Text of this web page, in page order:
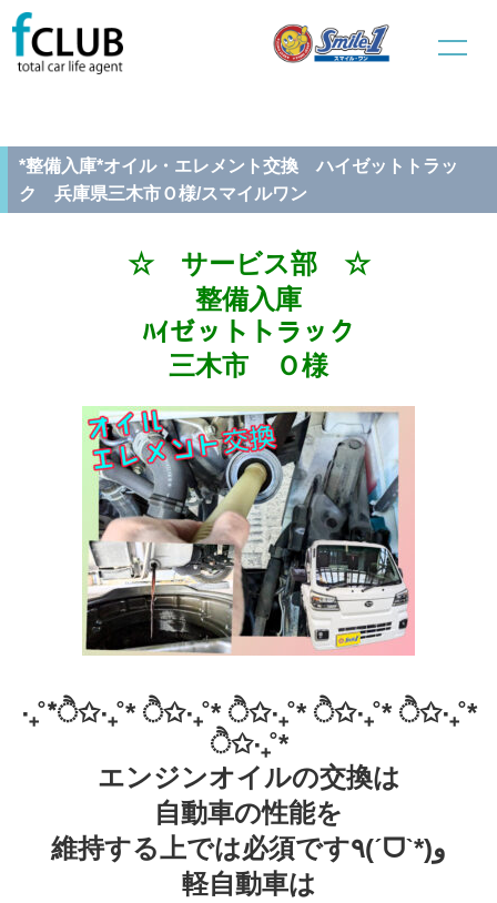
ホーム
*整備入庫*オイル・エレメント交換 ハイゼットトラック 兵庫県
三木市Ｏ様/スマイルワン
*整備入庫*オイル・エレメント交換 ハイゼットトラッ
ク 兵庫県三木市Ｏ様/スマイルワン
☆ サービス部 ☆
整備入庫
ﾊｲゼットトラック
三木市 Ｏ様
‧₊˚*ੈ✩‧₊˚* ੈ✩‧₊˚* ੈ✩‧₊˚* ੈ✩‧₊˚* ੈ✩‧₊˚*
ੈ✩‧₊˚*
エンジンオイルの交換は
自動車の性能を
維持する上では必須です٩(ˊᗜˋ*)و
軽自動車は